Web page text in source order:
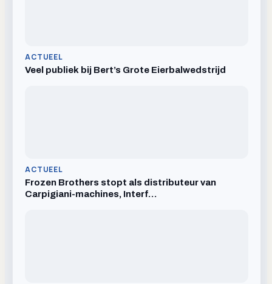
ACTUEEL
Veel publiek bij Bert’s Grote Eierbalwedstrijd
ACTUEEL
Frozen Brothers stopt als distributeur van
Carpigiani-machines, Interf…